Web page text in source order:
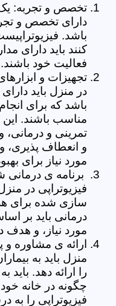
تخصص و تجربه: یک
دارای تخصص و
باشد.
کنند باید دارای
فعالیت خود باشند.
تجهیزات و
در منزل باید
باشد که برای
مناسب باشند.
تمرینی و درمانی،
و انعطاف پذیری،
مورد نیاز برای
برنامه ی
فیزیوتراپی در
سازی شده برای هر
درمانی باید بر
مورد نیاز، و
ارائه ی مشاوره و
منزل باید به
را ارائه دهد.
چگونه در خانه
فیزیوتراپی را